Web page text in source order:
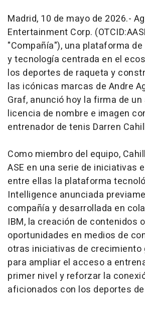
Madrid, 10 de mayo de 2026.-
Entertainment Corp.
"Compañía"), una plataforma
y tecnología centrada en el
los deportes de raqueta y
las icónicas marcas de Andre
Graf, anunció hoy la firma de
licencia de nombre e imagen
entrenador de tenis Darren
Como miembro del equipo,
ASE en una serie de iniciativas
entre ellas la plataforma
Intelligence anunciada
compañía y desarrollada en
IBM, la creación de contenidos
oportunidades en medios de
otras iniciativas de crecimiento
para ampliar el acceso a
primer nivel y reforzar la
aficionados con los deportes